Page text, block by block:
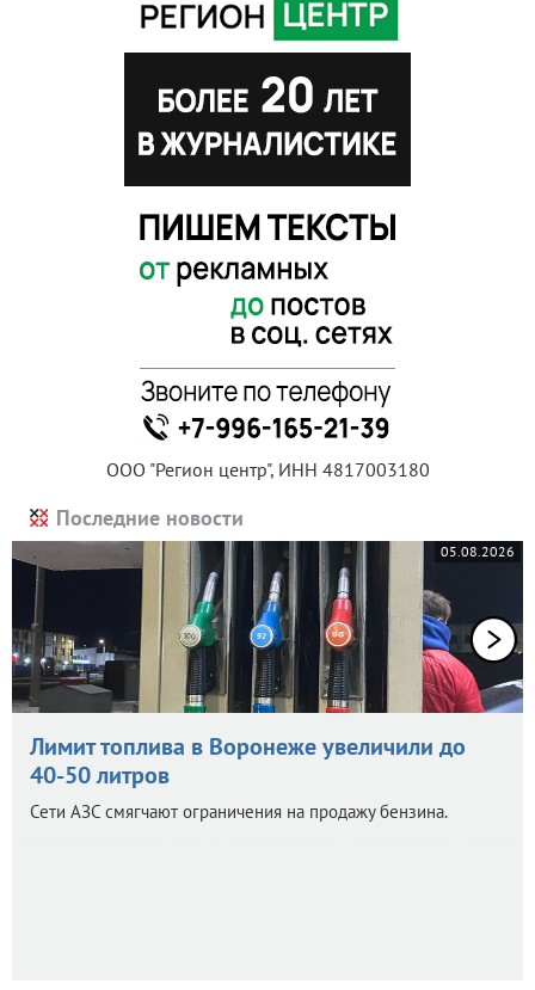
ООО "Регион центр", ИНН 4817003180
Последние новости
05.08.2026
Лимит топлива в Воронеже увеличили до
40-50 литров
Сети АЗС смягчают ограничения на продажу бензина.